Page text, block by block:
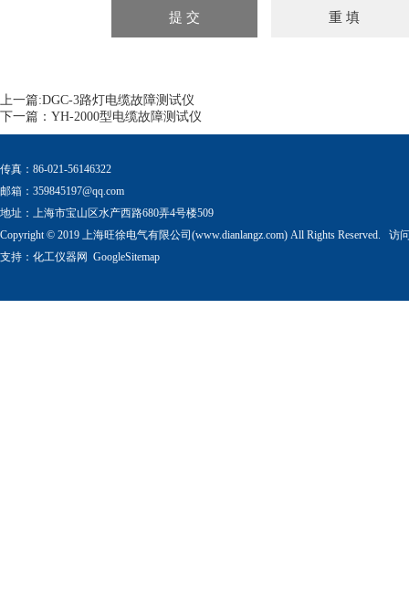
上一篇:DGC-3路灯电缆故障测试仪
下一篇： YH-2000型电缆故障测试仪
传真：86-021-56146322
邮箱： 359845197@qq.com
地址：上海市宝山区水产西路680弄4号楼509
Copyright © 2019 上海旺徐电气有限公司(www.dianlangz.com) All Rights Reserved. 访
支持： 化工仪器网 GoogleSitemap